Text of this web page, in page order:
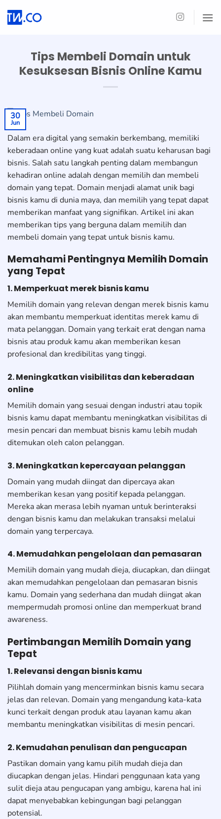
Tips Membeli Domain untuk
Kesuksesan Bisnis Online Kamu
30
Jun
Dalam era digital yang semakin berkembang, memiliki
keberadaan online yang kuat adalah suatu keharusan bagi
bisnis. Salah satu langkah penting dalam membangun
kehadiran online adalah dengan memilih dan membeli
domain yang tepat. Domain menjadi alamat unik bagi
bisnis kamu di dunia maya, dan memilih yang tepat dapat
memberikan manfaat yang signifikan. Artikel ini akan
memberikan tips yang berguna dalam memilih dan
membeli domain yang tepat untuk bisnis kamu.
Memahami Pentingnya Memilih Domain
yang Tepat
1. Memperkuat merek bisnis kamu
Memilih domain yang relevan dengan merek bisnis kamu
akan membantu memperkuat identitas merek kamu di
mata pelanggan. Domain yang terkait erat dengan nama
bisnis atau produk kamu akan memberikan kesan
profesional dan kredibilitas yang tinggi.
2. Meningkatkan visibilitas dan keberadaan
online
Memilih domain yang sesuai dengan industri atau topik
bisnis kamu dapat membantu meningkatkan visibilitas di
mesin pencari dan membuat bisnis kamu lebih mudah
ditemukan oleh calon pelanggan.
3. Meningkatkan kepercayaan pelanggan
Domain yang mudah diingat dan dipercaya akan
memberikan kesan yang positif kepada pelanggan.
Mereka akan merasa lebih nyaman untuk berinteraksi
dengan bisnis kamu dan melakukan transaksi melalui
domain yang terpercaya.
4. Memudahkan pengelolaan dan pemasaran
Memilih domain yang mudah dieja, diucapkan, dan diingat
akan memudahkan pengelolaan dan pemasaran bisnis
kamu. Domain yang sederhana dan mudah diingat akan
mempermudah promosi online dan memperkuat brand
awareness.
Pertimbangan Memilih Domain yang
Tepat
1. Relevansi dengan bisnis kamu
Pilihlah domain yang mencerminkan bisnis kamu secara
jelas dan relevan. Domain yang mengandung kata-kata
kunci terkait dengan produk atau layanan kamu akan
membantu meningkatkan visibilitas di mesin pencari.
2. Kemudahan penulisan dan pengucapan
Pastikan domain yang kamu pilih mudah dieja dan
diucapkan dengan jelas. Hindari penggunaan kata yang
sulit dieja atau pengucapan yang ambigu, karena hal ini
dapat menyebabkan kebingungan bagi pelanggan
potensial.